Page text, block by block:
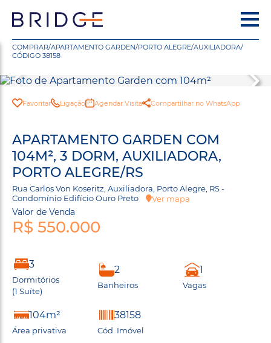
COMPRAR/APARTAMENTO GARDEN/PORTO ALEGRE/AUXILIADORA/
CÓDIGO 38158
Favoritar Ligação Agendar Visita Compartilhar no WhatsApp
APARTAMENTO GARDEN COM
104M², 3 DORM, AUXILIADORA,
PORTO ALEGRE/RS
Rua Carlos Von Koseritz, Auxiliadora, Porto Alegre, RS -
Condomínio Edifício Ouro Preto
Ver mapa
Valor de Venda
R$ 550.000
3
Dormitórios
(1 Suíte)
2
Banheiros
1
Vagas
104m²
Área privativa
38158
Cód. Imóvel